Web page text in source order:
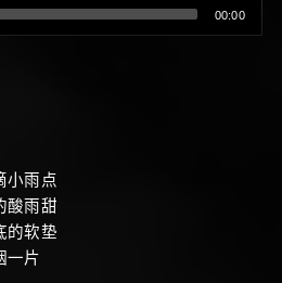
00:00
小雨点
酸雨甜
的软垫
一片